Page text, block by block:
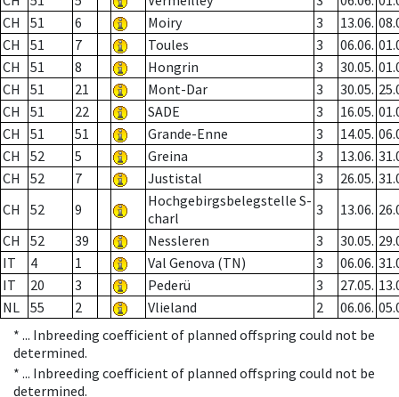
CH
51 6 Moiry 3 13.06.
CH
51 7 Toules 3 06.06.
CH
51 8 Hongrin 3 30.05.
CH
51 21 Mont-Dar 3 30.05.
CH
51 22 SADE 3 16.05.
CH
51 51 Grande-Enne 3 14.05.
CH
52 5 Greina 3 13.06.
CH
52 7 Justistal 3 26.05.
CH
52 9
Hochgebirgsbelegstelle S-
charl
3 13.06.
CH
52 39 Nessleren 3 30.05.
IT
4 1 Val Genova (TN) 3 06.06.
IT
20 3 Pederü 3 27.05.
NL 55 2 Vlieland 2 06.06.
* ... Inbreeding coefficient of planned offspring could not be
determined.
* ... Inbreeding coefficient of planned offspring could not be
determined.